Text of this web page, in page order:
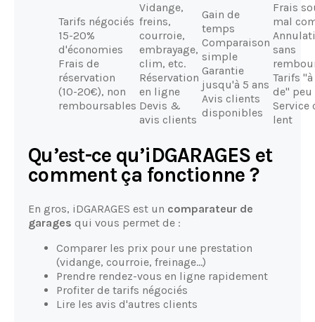
Tarifs négociés
15-20%
d'économies
Frais de
réservation
(10-20€), non
remboursables
Vidange,
freins,
courroie,
embrayage,
clim, etc.
Réservation
en ligne
Devis &
avis clients
Gain de
temps
Comparaison
simple
Garantie
jusqu'à 5 ans
Avis clients
disponibles
Frais
mal
sans
Tarifs
de"
Service
lent
Qu’est-ce qu’iDGARAGES et
comment ça fonctionne ?
En gros, iDGARAGES est un comparateur de
garages qui vous permet de :
Comparer les prix pour une prestation
(vidange, courroie, freinage...)
Prendre rendez-vous en ligne rapidement
Profiter de tarifs négociés
Lire les avis d'autres clients